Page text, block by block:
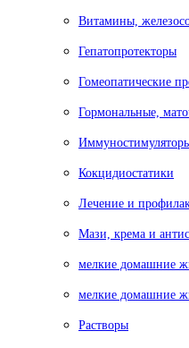
Витамины,
Гепатопротекторы
Гомеопатические
Гормональные,
Кокцидиостатики
Лечение и
Мази, крема и
мелкие домашние
мелкие домашние
Растворы